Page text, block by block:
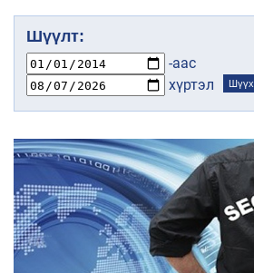
Шүүлт:
-аас
хүртэл
Шүүх